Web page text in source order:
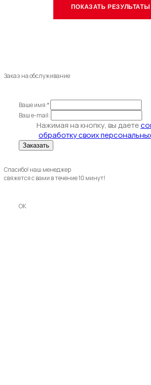
Заказ на обслуживание
Ваше имя:*
Ваш e-mail:
Нажимая на кнопку, вы даете
обработку своих
Спасибо! наш менеджер
свяжется с вами в течение 10 минут!
OK